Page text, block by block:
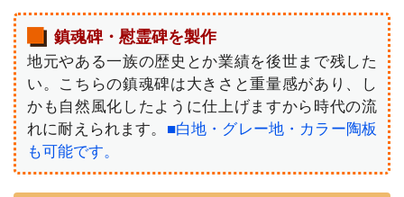
鎮魂碑・慰霊碑を製作
地元やある一族の歴史とか業績を後世まで残した
い。こちらの鎮魂碑は大きさと重量感があり、し
かも自然風化したように仕上げますから時代の流
れに耐えられます。 ■白地・グレー地・カラー陶板
も可能です。